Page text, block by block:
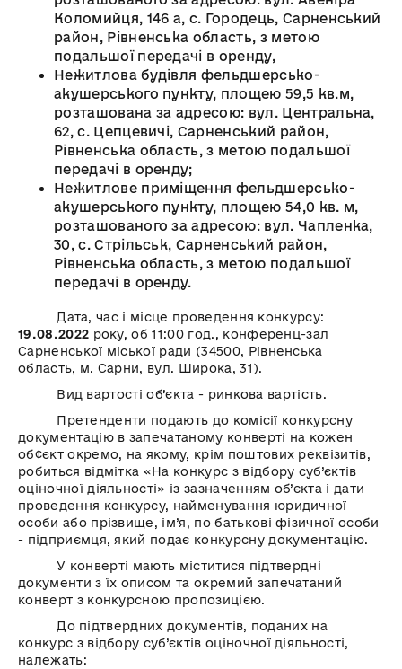
Коломийця, 146 а, с. Городець, Сарненський
район, Рівненська область, з метою
подальшої передачі в оренду,
Нежитлова будівля фельдшерсько-
акушерського пункту, площею 59,5 кв.м,
розташована за адресою: вул. Центральна,
62, с. Цепцевичі, Сарненський район,
Рівненська область, з метою подальшої
передачі в оренду;
Нежитлове приміщення фельдшерсько-
акушерського пункту, площею 54,0 кв. м,
розташованого за адресою: вул. Чапленка,
30, с. Стрільськ, Сарненський район,
Рівненська область, з метою подальшої
передачі в оренду.
Дата, час і місце проведення конкурсу:
19.08.2022 року, об 11:00 год., конференц-зал
Сарненської міської ради (34500, Рівненська
область, м. Сарни, вул. Широка, 31).
Вид вартості об’єкта - ринкова вартість.
Претенденти подають до комісії конкурсну
документацію в запечатаному конверті на кожен
об¢єкт окремо, на якому, крім поштових реквізитів,
робиться відмітка «На конкурс з відбору суб’єктів
оціночної діяльності» із зазначенням об’єкта і дати
проведення конкурсу, найменування юридичної
особи або прізвище, ім’я, по батькові фізичної особи
- підприємця, який подає конкурсну документацію.
У конверті мають міститися підтвердні
документи з їх описом та окремий запечатаний
конверт з конкурсною пропозицією.
До підтвердних документів, поданих на
конкурс з відбору суб’єктів оціночної діяльності,
належать: